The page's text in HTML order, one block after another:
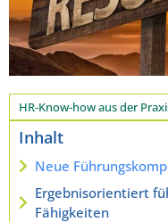
HR-Know-how aus der
Inhalt
Neue
Ergebnisorientiert
Fähigkeiten